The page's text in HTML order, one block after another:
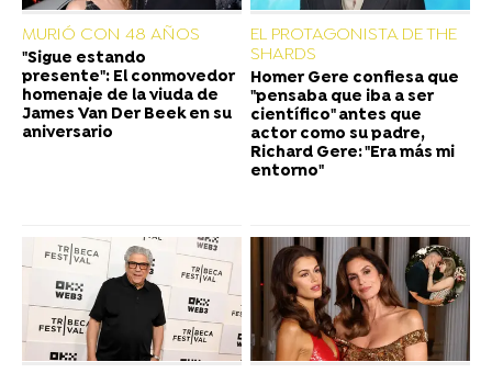
MURIÓ CON 48 AÑOS
"Sigue estando
presente": El conmovedor
homenaje de la viuda de
James Van Der Beek en su
aniversario
EL PROTAGONISTA DE THE
SHARDS
Homer Gere confiesa que
"pensaba que iba a ser
científico" antes que
actor como su padre,
Richard Gere: "Era más mi
entorno"